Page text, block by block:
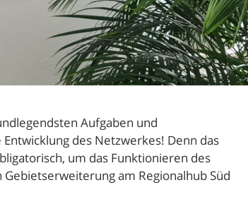
Aufgaben und
des Netzwerkes! Denn das
um das Funktionieren des
am Regionalhub Süd